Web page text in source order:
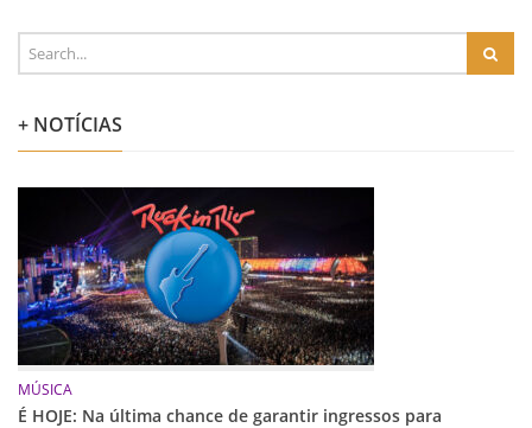
+ NOTÍCIAS
MÚSICA
É HOJE: Na última chance de garantir ingressos para